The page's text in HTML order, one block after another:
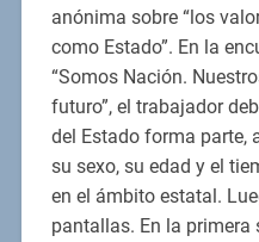
anónima sobre “los
como Estado”. En la
“Somos Nación.
futuro”, el trabajador
del Estado forma parte,
su sexo, su edad y el
en el ámbito estatal.
pantallas. En la primera